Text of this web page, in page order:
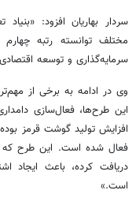
سردار بهاریان افزود:
مختلف توانسته رتبه
سرمایه‌گذاری و توسعه
وی در ادامه به برخی از
این طرح‌ها، فعال‌سازی
است.»